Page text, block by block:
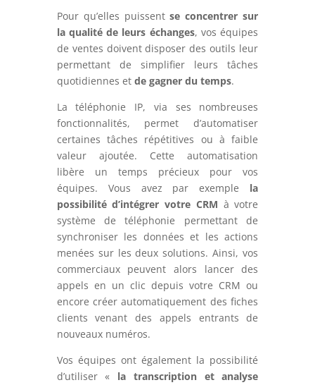
Pour qu’elles puissentse concentrer sur
la qualité de leurs échanges, vos équipes
de ventes doivent disposer des outils leur
permettant de simplifier leurs tâches
quotidiennes et de gagner du temps.
La téléphonie IP, via ses nombreuses
fonctionnalités, permet d’automatiser
certaines tâches répétitives ou à faible
valeur ajoutée. Cette automatisation
libère un temps précieux pour vos
équipes. Vous avez par exemple la
possibilité d’intégrer votre CRM à votre
système de téléphonie permettant de
synchroniser les données et les actions
menées sur les deux solutions. Ainsi, vos
commerciaux peuvent alors lancer des
appels en un clic depuis votre CRM ou
encore créer automatiquement des fiches
clients venant des appels entrants de
nouveaux numéros.
Vos équipes ont également la possibilité
d’utiliser « la transcription et analyse